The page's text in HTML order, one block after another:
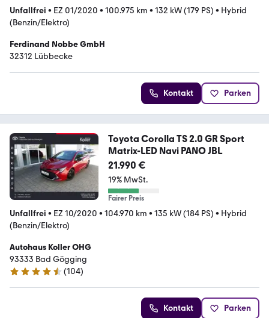
Unfallfrei • EZ 01/2020 • 100.975 km • 132 kW (179 PS) • Hybrid
(Benzin/Elektro)
Ferdinand Nobbe GmbH
32312 Lübbecke
Kontakt Parken
Toyota Corolla TS 2.0 GR Sport
Matrix-LED Navi PANO JBL
21.990 €
19% MwSt.
Fairer Preis
Unfallfrei • EZ 10/2020 • 104.970 km • 135 kW (184 PS) • Hybrid
(Benzin/Elektro)
Autohaus Koller OHG
93333 Bad Gögging
4.3 Sterne
(104)
Kontakt Parken